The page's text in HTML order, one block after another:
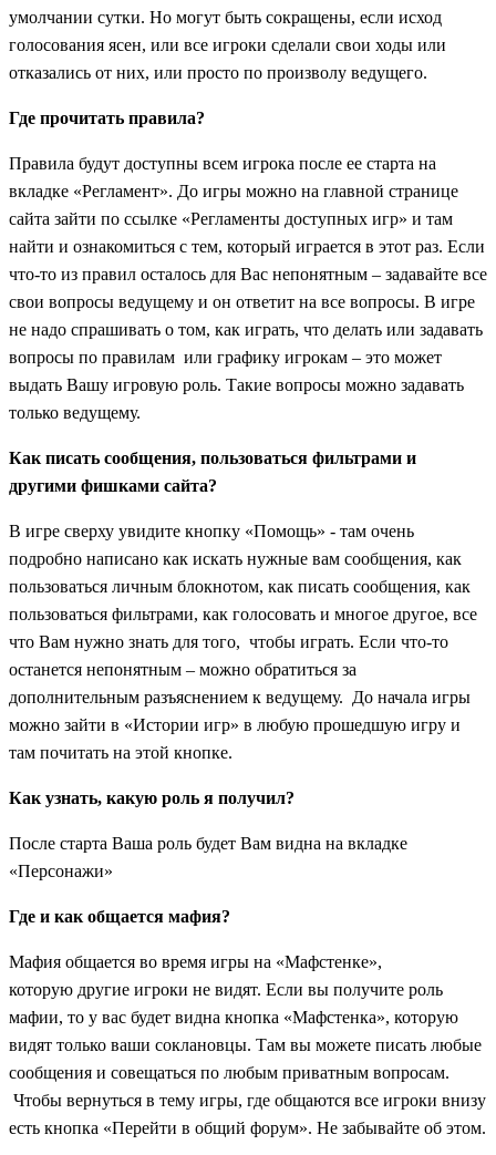
умолчании сутки. Но могут быть сокращены, если исход
голосования ясен, или все игроки сделали свои ходы или
отказались от них, или просто по произволу ведущего.
Где прочитать правила?
Правила будут доступны всем игрока после ее старта на
вкладке «Регламент». До игры можно на главной странице
сайта зайти по ссылке «Регламенты доступных игр» и там
найти и ознакомиться с тем, который играется в этот раз. Если
что-то из правил осталось для Вас непонятным – задавайте все
свои вопросы ведущему и он ответит на все вопросы. В игре
не надо спрашивать о том, как играть, что делать или задавать
вопросы по правилам или графику игрокам – это может
выдать Вашу игровую роль. Такие вопросы можно задавать
только ведущему.
Как писать сообщения, пользоваться фильтрами и
другими фишками сайта?
В игре сверху увидите кнопку «Помощь» - там очень
подробно написано как искать нужные вам сообщения, как
пользоваться личным блокнотом, как писать сообщения, как
пользоваться фильтрами, как голосовать и многое другое, все
что Вам нужно знать для того, чтобы играть. Если что-то
останется непонятным – можно обратиться за
дополнительным разъяснением к ведущему. До начала игры
можно зайти в «Истории игр» в любую прошедшую игру и
там почитать на этой кнопке.
Как узнать, какую роль я получил?
После старта Ваша роль будет Вам видна на вкладке
«Персонажи»
Где и как общается мафия?
Мафия общается во время игры на «Мафстенке»,
которую другие игроки не видят. Если вы получите роль
мафии, то у вас будет видна кнопка «Мафстенка», которую
видят только ваши соклановцы. Там вы можете писать любые
сообщения и совещаться по любым приватным вопросам.
Чтобы вернуться в тему игры, где общаются все игроки внизу
есть кнопка «Перейти в общий форум». Не забывайте об этом.